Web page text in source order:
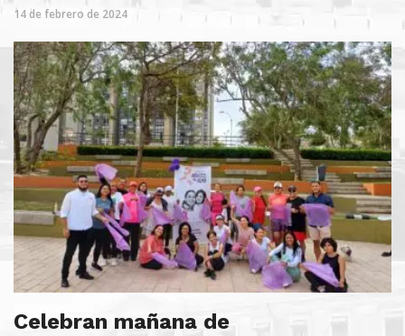
14 de febrero de 2024
Celebran mañana de